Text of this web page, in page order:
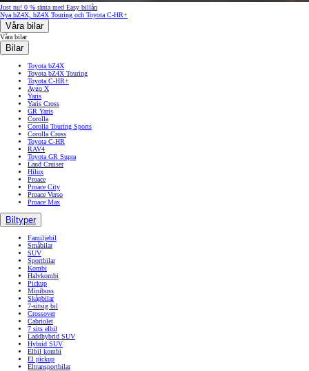
Just nu! 0 % ränta med Easy billån
Nya bZ4X, bZ4X Touring och Toyota C-HR+
Våra bilar
Våra bilar
Bilar
Toyota bZ4X
Toyota bZ4X Touring
Toyota C-HR+
Aygo X
Yaris
Yaris Cross
GR Yaris
Corolla
Corolla Touring Sports
Corolla Cross
Toyota C-HR
RAV4
Toyota GR Supra
Land Cruiser
Hilux
Proace
Proace City
Proace Verso
Proace Max
Biltyper
Familjebil
Småbilar
SUV
Sportbilar
Kombi
Halvkombi
Pickup
Minibuss
Skåpbilar
7-sitsig bil
Crossover
Cabriolet
7 sits elbil
Laddhybrid SUV
Hybrid SUV
Elbil kombi
El pickup
Eltransportbilar